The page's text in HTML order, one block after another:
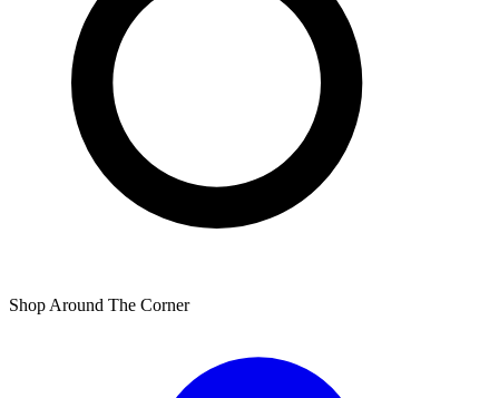
Shop Around The Corner